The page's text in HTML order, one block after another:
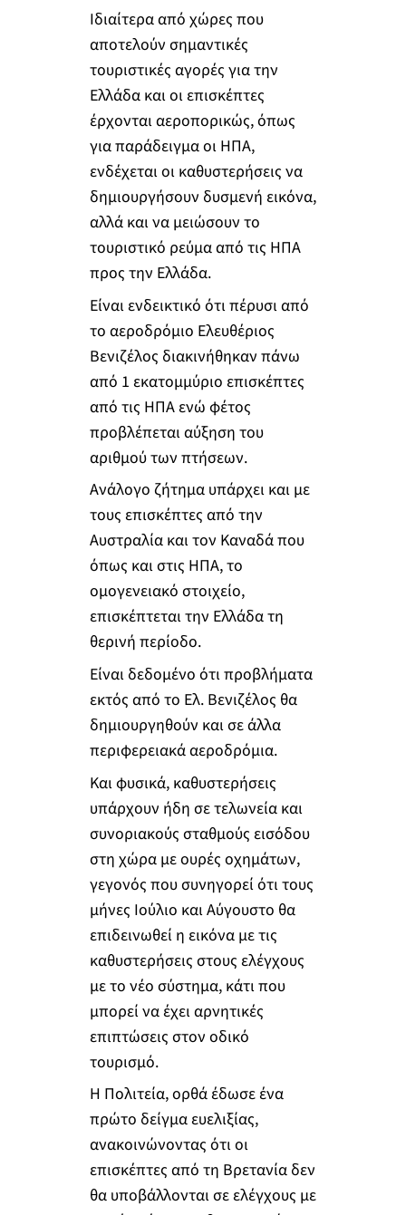
Ιδιαίτερα από χώρες που
αποτελούν σημαντικές
τουριστικές αγορές για την
Ελλάδα και οι επισκέπτες
έρχονται αεροπορικώς, όπως
για παράδειγμα οι ΗΠΑ,
ενδέχεται οι καθυστερήσεις να
δημιουργήσουν δυσμενή εικόνα,
αλλά και να μειώσουν το
τουριστικό ρεύμα από τις ΗΠΑ
προς την Ελλάδα.
Είναι ενδεικτικό ότι πέρυσι από
το αεροδρόμιο Ελευθέριος
Βενιζέλος διακινήθηκαν πάνω
από 1 εκατομμύριο επισκέπτες
από τις ΗΠΑ ενώ φέτος
προβλέπεται αύξηση του
αριθμού των πτήσεων.
Ανάλογο ζήτημα υπάρχει και με
τους επισκέπτες από την
Αυστραλία και τον Καναδά που
όπως και στις ΗΠΑ, το
ομογενειακό στοιχείο,
επισκέπτεται την Ελλάδα τη
θερινή περίοδο.
Είναι δεδομένο ότι προβλήματα
εκτός από το Ελ. Βενιζέλος θα
δημιουργηθούν και σε άλλα
περιφερειακά αεροδρόμια.
Και φυσικά, καθυστερήσεις
υπάρχουν ήδη σε τελωνεία και
συνοριακούς σταθμούς εισόδου
στη χώρα με ουρές οχημάτων,
γεγονός που συνηγορεί ότι τους
μήνες Ιούλιο και Αύγουστο θα
επιδεινωθεί η εικόνα με τις
καθυστερήσεις στους ελέγχους
με το νέο σύστημα, κάτι που
μπορεί να έχει αρνητικές
επιπτώσεις στον οδικό
τουρισμό.
Η Πολιτεία, ορθά έδωσε ένα
πρώτο δείγμα ευελιξίας,
ανακοινώνοντας ότι οι
επισκέπτες από τη Βρετανία δεν
θα υποβάλλονται σε ελέγχους με